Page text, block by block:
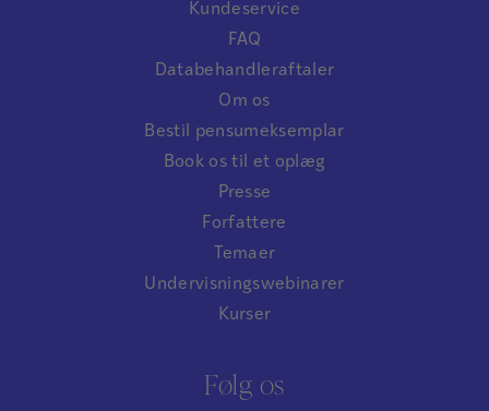
Kundeservice
FAQ
Databehandleraftaler
Om os
Bestil pensumeksemplar
Book os til et oplæg
Presse
Forfattere
Temaer
Undervisningswebinarer
Kurser
Følg os